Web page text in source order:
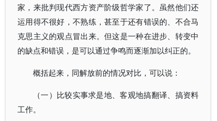
家，来批判现代西方资产阶级哲学家了。虽然他们还
运用得不很好，不熟练，甚至于还有错误的、不合马
克思主义的观点冒出来。但这是一种在进步、转变中
的缺点和错误，是可以通过争鸣而逐渐加以纠正的。
概括起来，同解放前的情况对比，可以说：
（一）比较实事求是地、客观地搞翻译、搞资料
工作。